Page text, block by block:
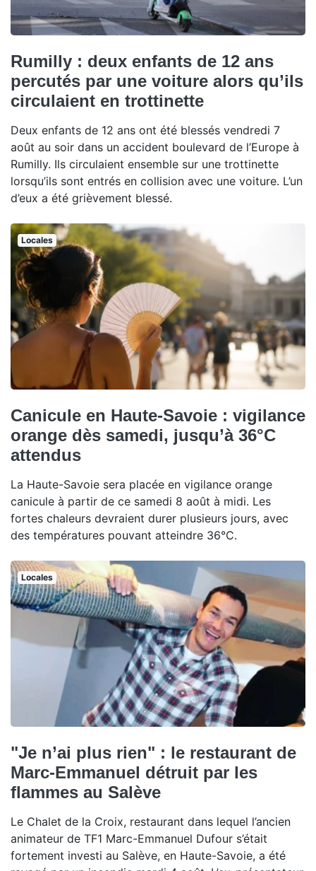
Rumilly : deux enfants de 12 ans
percutés par une voiture alors qu’ils
circulaient en trottinette
Deux enfants de 12 ans ont été blessés vendredi 7
août au soir dans un accident boulevard de l’Europe à
Rumilly. Ils circulaient ensemble sur une trottinette
lorsqu’ils sont entrés en collision avec une voiture. L’un
d’eux a été grièvement blessé.
Locales
Canicule en Haute-Savoie : vigilance
orange dès samedi, jusqu’à 36°C
attendus
La Haute-Savoie sera placée en vigilance orange
canicule à partir de ce samedi 8 août à midi. Les
fortes chaleurs devraient durer plusieurs jours, avec
des températures pouvant atteindre 36°C.
Locales
"Je n’ai plus rien" : le restaurant de
Marc-Emmanuel détruit par les
flammes au Salève
Le Chalet de la Croix, restaurant dans lequel l’ancien
animateur de TF1 Marc-Emmanuel Dufour s’était
fortement investi au Salève, en Haute-Savoie, a été